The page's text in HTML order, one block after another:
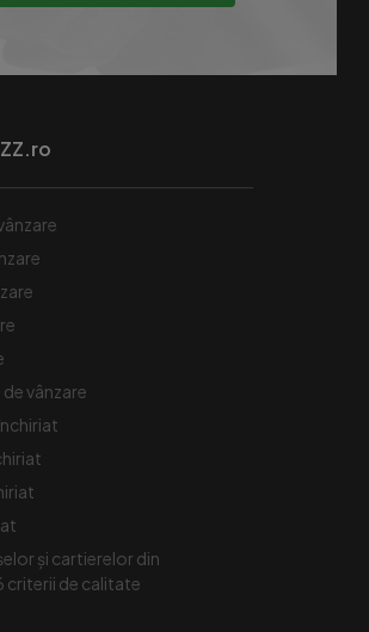
vânzare
și cartierelor din
criterii de calitate